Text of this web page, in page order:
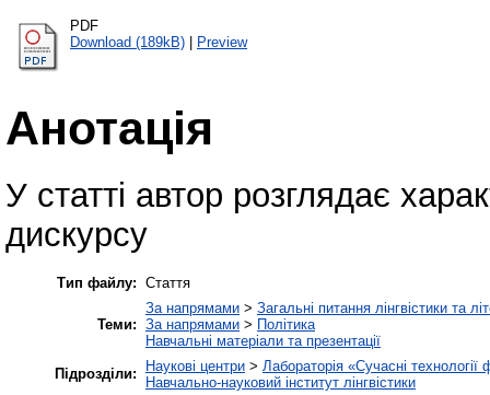
PDF
Download (189kB) | Preview
Анотація
У статті автор розглядає
дискурсу
Тип файлу: Стаття
Теми:
За напрямами > Загальні питання лінгвістики та
За напрямами > Політика
Навчальні матеріали та презентації
Підрозділи:
Наукові центри > Лабораторія «Сучасні
Навчально-науковий інститут лінгвістики